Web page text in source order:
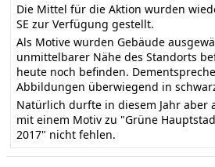
Die Mittel für die Aktion wurden
SE zur Verfügung gestellt.
Als Motive wurden Gebäude
unmittelbarer Nähe des Standorts
heute noch befinden.
Abbildungen überwiegend in
Natürlich durfte in diesem Jahr aber
mit einem Motiv zu "Grüne
2017" nicht fehlen.